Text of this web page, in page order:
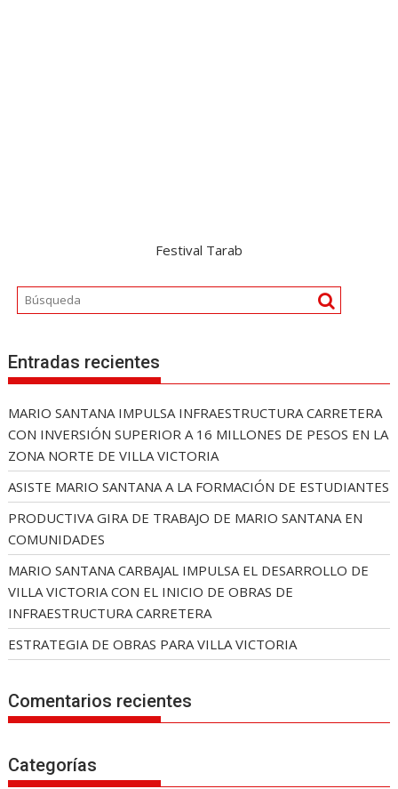
Festival Tarab
Entradas recientes
MARIO SANTANA IMPULSA INFRAESTRUCTURA CARRETERA
CON INVERSIÓN SUPERIOR A 16 MILLONES DE PESOS EN LA
ZONA NORTE DE VILLA VICTORIA
ASISTE MARIO SANTANA A LA FORMACIÓN DE ESTUDIANTES
PRODUCTIVA GIRA DE TRABAJO DE MARIO SANTANA EN
COMUNIDADES
MARIO SANTANA CARBAJAL IMPULSA EL DESARROLLO DE
VILLA VICTORIA CON EL INICIO DE OBRAS DE
INFRAESTRUCTURA CARRETERA
ESTRATEGIA DE OBRAS PARA VILLA VICTORIA
Comentarios recientes
Categorías